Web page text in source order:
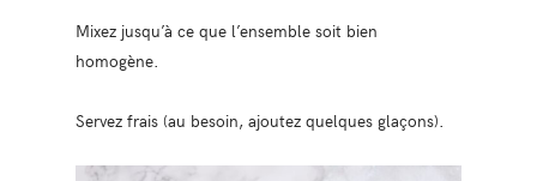
Mixez jusqu’à ce que l’ensemble soit bien
homogène.
Servez frais (au besoin, ajoutez quelques glaçons).